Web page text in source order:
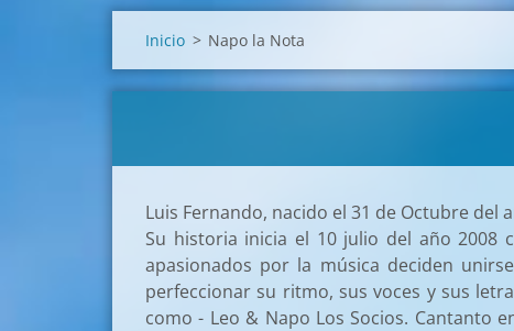
Inicio > Napo la Nota
Luis Fernando, nacido el 31 de Octubre
Su historia inicia el 10 julio del año 2008
apasionados por la música deciden
perfeccionar su ritmo, sus voces y sus
como - Leo & Napo Los Socios. Cantanto